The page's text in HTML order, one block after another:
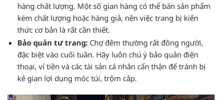
hàng chất lượng. Một số gian hàng có thể bán sản phẩm
kém chất lượng hoặc hàng giả, nên việc trang bị kiến
thức cơ bản là rất cần thiết.
Bảo quản tư trang:Chợ đêm thường rất đông người,
đặc biệt vào cuối tuần. Hãy luôn chú ý bảo quản điện
thoại, ví tiền và các tài sản cá nhân cẩn thận để tránh bị
kẻ gian lợi dụng móc túi, trộm cắp.